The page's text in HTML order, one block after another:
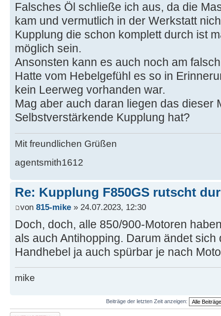
Falsches Öl schließe ich aus, da die
kam und vermutlich in der Werkstatt
Kupplung die schon komplett durch ist
möglich sein.
Ansonsten kann es auch noch am
Hatte vom Hebelgefühl es so in
kein Leerweg vorhanden war.
Mag aber auch daran liegen das dieser
Selbstverstärkende Kupplung hat?
Mit freundlichen Grüßen
agentsmith1612
Re: Kupplung F850GS rutscht
von 815-mike » 24.07.2023, 12:30
Doch, doch, alle 850/900-Motoren
als auch Antihopping. Darum ändet sich
Handhebel ja auch spürbar je nach
mike
Beiträge der letzten Zeit anzeigen: